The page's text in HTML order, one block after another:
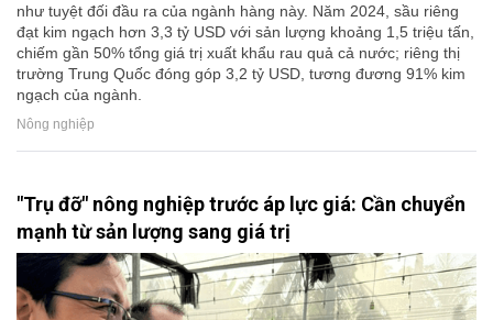
như tuyệt đối đầu ra của ngành hàng này. Năm 2024, sầu riêng
đạt kim ngạch hơn 3,3 tỷ USD với sản lượng khoảng 1,5 triệu tấn,
chiếm gần 50% tổng giá trị xuất khẩu rau quả cả nước; riêng thị
trường Trung Quốc đóng góp 3,2 tỷ USD, tương đương 91% kim
ngạch của ngành.
Nông nghiệp
"Trụ đỡ" nông nghiệp trước áp lực giá: Cần chuyển
mạnh từ sản lượng sang giá trị